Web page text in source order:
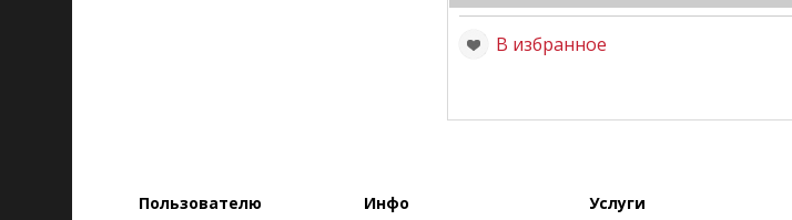
В избранное
Пользователю Инфо Услуги